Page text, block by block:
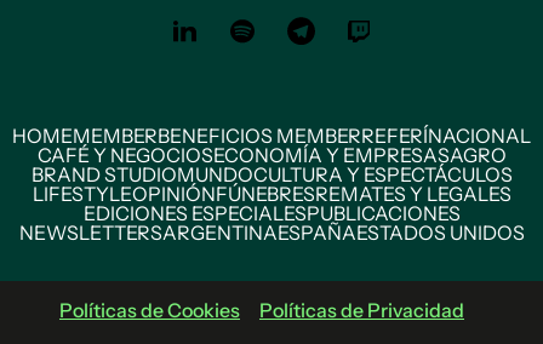
HOMEMEMBERBENEFICIOS MEMBERREFERÍNACIONAL
CAFÉ Y NEGOCIOSECONOMÍA Y EMPRESASAGRO
BRAND STUDIOMUNDOCULTURA Y ESPECTÁCULOS
LIFESTYLEOPINIÓNFÚNEBRESREMATES Y LEGALES
EDICIONES ESPECIALESPUBLICACIONES
NEWSLETTERSARGENTINAESPAÑAESTADOS UNIDOS
Políticas de Cookies
Políticas de Privacidad